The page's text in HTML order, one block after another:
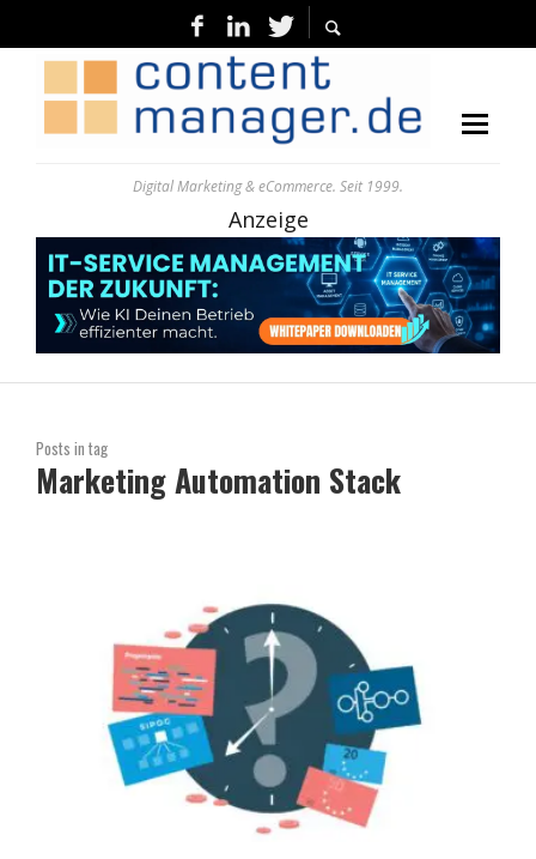
Digital Marketing & eCommerce. Seit 1999.
Anzeige
Posts in tag
Marketing Automation Stack